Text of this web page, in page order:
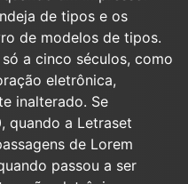
de tipos e os
de modelos de tipos.
a cinco séculos, como
eletrônica,
inalterado. Se
quando a Letraset
de Lorem
passou a ser